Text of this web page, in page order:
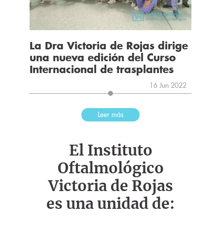
La Dra Victoria de Rojas dirige
una nueva edición del Curso
Internacional de trasplantes
16 Jun 2022
Leer más
El Instituto
Oftalmológico
Victoria de Rojas
es una unidad de: